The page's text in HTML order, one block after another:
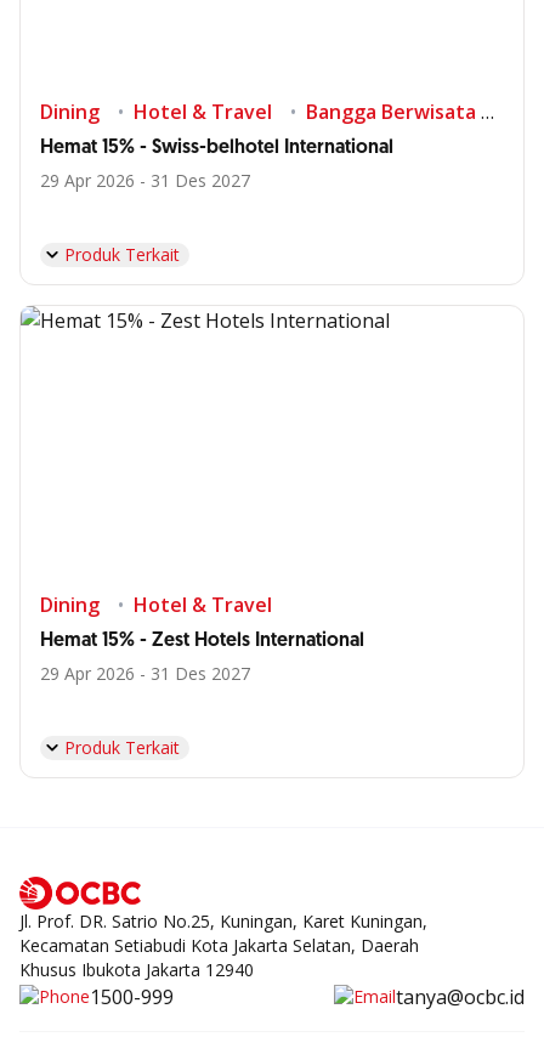
Dining Hotel & Travel Bangga Berwisata di Indonesia
Hemat 15% - Swiss-belhotel International
29 Apr 2026 - 31 Des 2027
Produk Terkait
Dining Hotel & Travel
Hemat 15% - Zest Hotels International
29 Apr 2026 - 31 Des 2027
Produk Terkait
Jl. Prof. DR. Satrio No.25, Kuningan, Karet Kuningan,
Kecamatan Setiabudi Kota Jakarta Selatan, Daerah
Khusus Ibukota Jakarta 12940
1500-999 tanya@ocbc.id